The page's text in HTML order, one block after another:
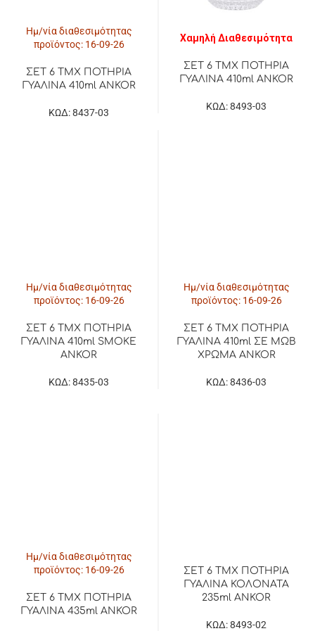
Ημ/νία διαθεσιμότητας
προϊόντος: 16-09-26
ΣΕΤ 6 ΤΜΧ ΠΟΤΗΡΙΑ
ΓΥΑΛΙΝΑ 410ml ANKOR
ΚΩΔ: 8437-03
Χαμηλή Διαθεσιμότητα
ΣΕΤ 6 ΤΜΧ ΠΟΤΗΡΙΑ
ΓΥΑΛΙΝΑ 410ml ANKOR
ΚΩΔ: 8493-03
Ημ/νία διαθεσιμότητας
προϊόντος: 16-09-26
ΣΕΤ 6 ΤΜΧ ΠΟΤΗΡΙΑ
ΓΥΑΛΙΝΑ 410ml SMOKE
ANKOR
ΚΩΔ: 8435-03
Ημ/νία διαθεσιμότητας
προϊόντος: 16-09-26
ΣΕΤ 6 ΤΜΧ ΠΟΤΗΡΙΑ
ΓΥΑΛΙΝΑ 410ml ΣΕ ΜΩΒ
ΧΡΩΜΑ ANKOR
ΚΩΔ: 8436-03
Ημ/νία διαθεσιμότητας
προϊόντος: 16-09-26
ΣΕΤ 6 ΤΜΧ ΠΟΤΗΡΙΑ
ΓΥΑΛΙΝΑ 435ml ANKOR
ΣΕΤ 6 ΤΜΧ ΠΟΤΗΡΙΑ
ΓΥΑΛΙΝΑ ΚΟΛΟΝΑΤΑ
235ml ANKOR
ΚΩΔ: 8493-02